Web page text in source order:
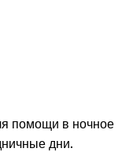
помощи в ночное
дни.